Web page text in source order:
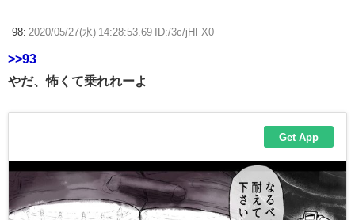
98: 2020/05/27(水) 14:28:53.69 ID:/3c/jHFX0
>>93
やだ、怖くて乗れれーよ